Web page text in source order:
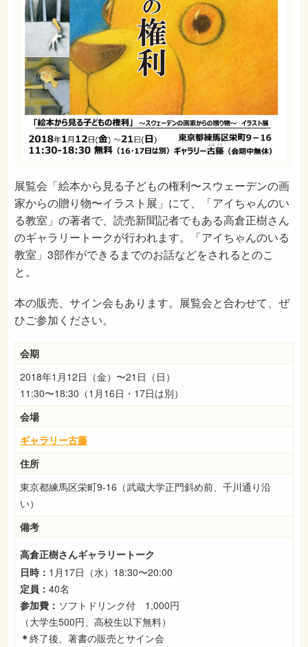
展覧会「絵本から見る子どもの権利〜スウェーデンの画
家からの贈り物〜イラスト展」にて、「アイちゃんのい
る教室」の著者で、読売新聞記者でもある高倉正樹さん
のギャラリートークが行われます。「アイちゃんのいる
教室」3部作ができるまでのお話などをされるとのこ
と。
本の販売、サイン会もあります。展覧会と合わせて、ぜ
ひご参加ください。
会期
2018年1月12日（金）〜21日（日）
11:30〜18:30（1月16日・17日は別）
会場
ギャラリー古藤
住所
東京都練馬区栄町9-16（武蔵大学正門斜め前、千川通り沿
い）
備考
高倉正樹さんギャラリートーク
日時： 1月17日（水）18:30〜20:00
定員： 40名
参加費： ソフトドリンク付 1,000円
（大学生500円、高校生以下無料）
＊終了後、著書の販売とサイン会